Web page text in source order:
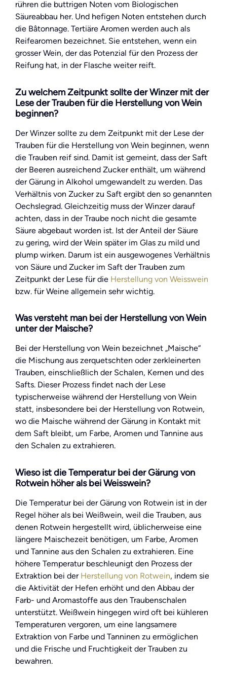
rühren die buttrigen Noten vom Biologischen
Säureabbau her. Und hefigen Noten entstehen durch
die Bâtonnage. Tertiäre Aromen werden auch als
Reifearomen bezeichnet. Sie entstehen, wenn ein
grosser Wein, der das Potenzial für den Prozess der
Reifung hat, in der Flasche weiter reift.
Zu welchem Zeitpunkt sollte der Winzer mit der
Lese der Trauben für die Herstellung von Wein
beginnen?
Der Winzer sollte zu dem Zeitpunkt mit der Lese der
Trauben für die Herstellung von Wein beginnen, wenn
die Trauben reif sind. Damit ist gemeint, dass der Saft
der Beeren ausreichend Zucker enthält, um während
der Gärung in Alkohol umgewandelt zu werden. Das
Verhältnis von Zucker zu Saft ergibt den so genannten
Oechslegrad. Gleichzeitig muss der Winzer darauf
achten, dass in der Traube noch nicht die gesamte
Säure abgebaut worden ist. Ist der Anteil der Säure
zu gering, wird der Wein später im Glas zu mild und
plump wirken. Darum ist ein ausgewogenes Verhältnis
von Säure und Zucker im Saft der Trauben zum
Zeitpunkt der Lese für die Herstellung von Weisswein
bzw. für Weine allgemein sehr wichtig.
Was versteht man bei der Herstellung von Wein
unter der Maische?
Bei der Herstellung von Wein bezeichnet „Maische“
die Mischung aus zerquetschten oder zerkleinerten
Trauben, einschließlich der Schalen, Kernen und des
Safts. Dieser Prozess findet nach der Lese
typischerweise während der Herstellung von Wein
statt, insbesondere bei der Herstellung von Rotwein,
wo die Maische während der Gärung in Kontakt mit
dem Saft bleibt, um Farbe, Aromen und Tannine aus
den Schalen zu extrahieren.
Wieso ist die Temperatur bei der Gärung von
Rotwein höher als bei Weisswein?
Die Temperatur bei der Gärung von Rotwein ist in der
Regel höher als bei Weißwein, weil die Trauben, aus
denen Rotwein hergestellt wird, üblicherweise eine
längere Maischezeit benötigen, um Farbe, Aromen
und Tannine aus den Schalen zu extrahieren. Eine
höhere Temperatur beschleunigt den Prozess der
Extraktion bei der Herstellung von Rotwein, indem sie
die Aktivität der Hefen erhöht und den Abbau der
Farb- und Aromastoffe aus den Traubenschalen
unterstützt. Weißwein hingegen wird oft bei kühleren
Temperaturen vergoren, um eine langsamere
Extraktion von Farbe und Tanninen zu ermöglichen
und die Frische und Fruchtigkeit der Trauben zu
bewahren.